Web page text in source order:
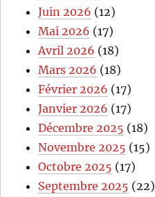
Juin 2026 (12)
Mai 2026 (17)
Avril 2026 (18)
Mars 2026 (18)
Février 2026 (17)
Janvier 2026 (17)
Décembre 2025 (18)
Novembre 2025 (15)
Octobre 2025 (17)
Septembre 2025 (22)